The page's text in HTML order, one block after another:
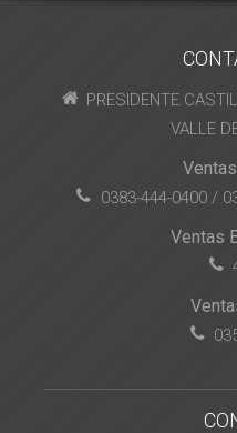
PRESIDENTE
VALLE
0383-444-0400 /
Ventas